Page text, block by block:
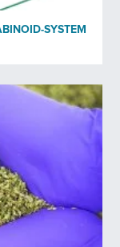
SYSTEM